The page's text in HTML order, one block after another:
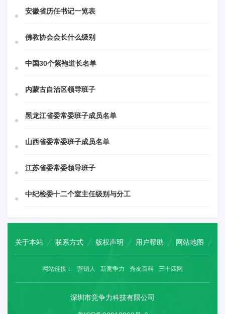
安徽省历任书记一览表
佛教协会会长什么级别
中国30个紫袍道长名单
内蒙古自治区领导班子
黑龙江省委常委班子成员名单
山西省委常委班子成员名单
江苏省委常委领导班子
中纪检委十二个室主任级别与分工
关于本站 联系方式 版权声明 用户帮助 网站地图
网站链接： 营销人 新竞争力 秀友百科 三十四网
深圳市竞争力科技有限公司